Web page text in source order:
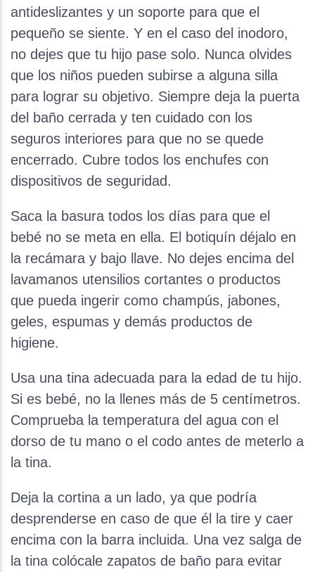
antideslizantes y un soporte para que el
pequeño se siente. Y en el caso del inodoro,
no dejes que tu hijo pase solo. Nunca olvides
que los niños pueden subirse a alguna silla
para lograr su objetivo. Siempre deja la puerta
del baño cerrada y ten cuidado con los
seguros interiores para que no se quede
encerrado. Cubre todos los enchufes con
dispositivos de seguridad.
Saca la basura todos los días para que el
bebé no se meta en ella. El botiquín déjalo en
la recámara y bajo llave. No dejes encima del
lavamanos utensilios cortantes o productos
que pueda ingerir como champús, jabones,
geles, espumas y demás productos de
higiene.
Usa una tina adecuada para la edad de tu hijo.
Si es bebé, no la llenes más de 5 centímetros.
Comprueba la temperatura del agua con el
dorso de tu mano o el codo antes de meterlo a
la tina.
Deja la cortina a un lado, ya que podría
desprenderse en caso de que él la tire y caer
encima con la barra incluida. Una vez salga de
la tina colócale zapatos de baño para evitar